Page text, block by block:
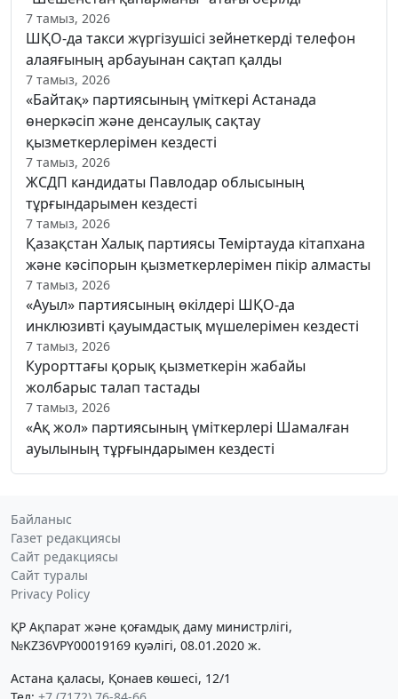
7 тамыз, 2026
ШҚО-да такси жүргізушісі зейнеткерді телефон
алаяғының арбауынан сақтап қалды
7 тамыз, 2026
«Байтақ» партиясының үміткері Астанада
өнеркәсіп және денсаулық сақтау
қызметкерлерімен кездесті
7 тамыз, 2026
ЖСДП кандидаты Павлодар облысының
тұрғындарымен кездесті
7 тамыз, 2026
Қазақстан Халық партиясы Теміртауда кітапхана
және кәсіпорын қызметкерлерімен пікір алмасты
7 тамыз, 2026
«Ауыл» партиясының өкілдері ШҚО-да
инклюзивті қауымдастық мүшелерімен кездесті
7 тамыз, 2026
Курорттағы қорық қызметкерін жабайы
жолбарыс талап тастады
7 тамыз, 2026
«Ақ жол» партиясының үміткерлері Шамалған
ауылының тұрғындарымен кездесті
Байланыс
Газет редакциясы
Сайт редакциясы
Сайт туралы
Privacy Policy
ҚР Ақпарат және қоғамдық даму министрлігі,
№KZ36VPY00019169 куәлігі, 08.01.2020 ж.
Астана қаласы, Қонаев көшесі, 12/1